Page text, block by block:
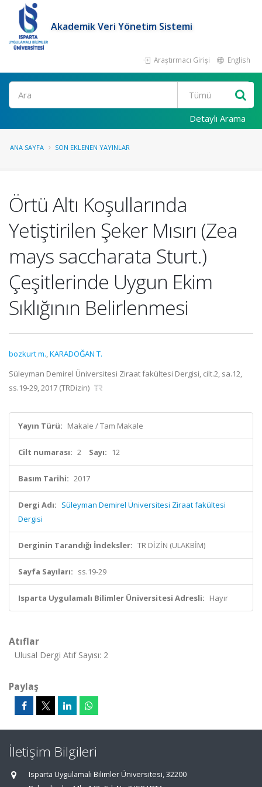
Akademik Veri Yönetim Sistemi
Araştırmacı Girişi English
Ara
Detaylı Arama
ANA SAYFA SON EKLENEN YAYINLAR
Örtü Altı Koşullarında
Yetiştirilen Şeker Mısırı (Zea
mays saccharata Sturt.)
Çeşitlerinde Uygun Ekim
Sıklığının Belirlenmesi
bozkurt m.,KARADOĞAN T.
Süleyman Demirel Üniversitesi Ziraat fakültesi Dergisi, cilt.2, sa.12,
ss.19-29, 2017 (TRDizin)
Yayın Türü: Makale / Tam Makale
Cilt numarası: 2 Sayı: 12
Basım Tarihi: 2017
Dergi Adı: Süleyman Demirel Üniversitesi Ziraat fakültesi
Dergisi
Derginin Tarandığı İndeksler: TR DİZİN (ULAKBİM)
Sayfa Sayıları: ss.19-29
Isparta Uygulamalı Bilimler Üniversitesi Adresli: Hayır
Atıflar
Ulusal Dergi Atıf Sayısı: 2
Paylaş
İletişim Bilgileri
Isparta Uygulamalı Bilimler Üniversitesi, 32200